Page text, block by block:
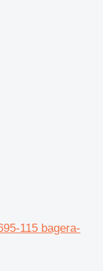
115 bagera-